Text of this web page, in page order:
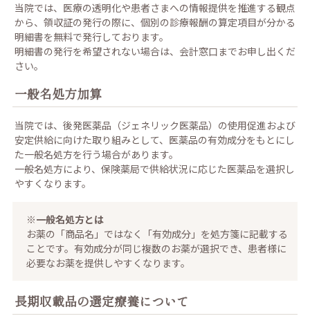
当院では、医療の透明化や患者さまへの情報提供を推進する観点
から、領収証の発行の際に、個別の診療報酬の算定項目が分かる
明細書を無料で発行しております。
明細書の発行を希望されない場合は、会計窓口までお申し出くだ
さい。
一般名処方加算
当院では、後発医薬品（ジェネリック医薬品）の使用促進および
安定供給に向けた取り組みとして、医薬品の有効成分をもとにし
た一般名処方を行う場合があります。
一般名処方により、保険薬局で供給状況に応じた医薬品を選択し
やすくなります。
※一般名処方とは
お薬の「商品名」ではなく「有効成分」を処方箋に記載する
ことです。有効成分が同じ複数のお薬が選択でき、患者様に
必要なお薬を提供しやすくなります。
長期収載品の選定療養について